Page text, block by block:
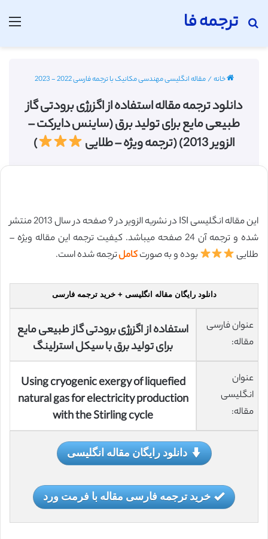
ترجمه فا
جستجو برای
خانه/مقاله انگلیسی مهندسی مکانیک با ترجمه فارسی 2022 - 2023
دانلود ترجمه مقاله استفاده از اگزرژی برودتی گاز
طبیعی مایع برای تولید برق (ساینس دایرکت –
الزویر 2013) (ترجمه ویژه – طلایی
)
این مقاله انگلیسی ISI در نشریه الزویر در 9 صفحه در سال 2013 منتشر
شده و ترجمه آن 24 صفحه میباشد. کیفیت ترجمه این مقاله ویژه –
طلایی
بوده و به صورتکاملترجمه شده است.
دانلود رایگان مقاله انگلیسی + خرید ترجمه فارسی
عنوان فارسی
مقاله:
استفاده از اگزرژی برودتی گاز طبیعی مایع
برای تولید برق با سیکل استرلینگ
عنوان
انگلیسی
مقاله:
Using cryogenic exergy of liquefied
natural gas for electricity production
with the Stirling cycle
دانلود رایگان مقاله انگلیسی
خرید ترجمه فارسی مقاله با فرمت ورد